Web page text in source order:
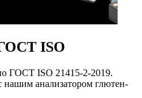
ISO
ГОСТ ISO 21415-2-2019.
нашим анализатором глютен-